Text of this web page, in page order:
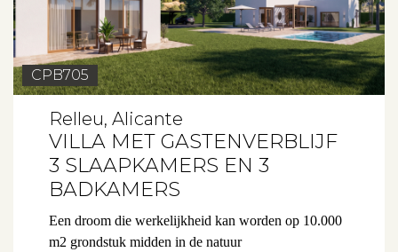
CPB705
Relleu, Alicante
VILLA MET GASTENVERBLIJF
3 SLAAPKAMERS EN 3
BADKAMERS
Een droom die werkelijkheid kan worden op 10.000
m2 grondstuk midden in de natuur